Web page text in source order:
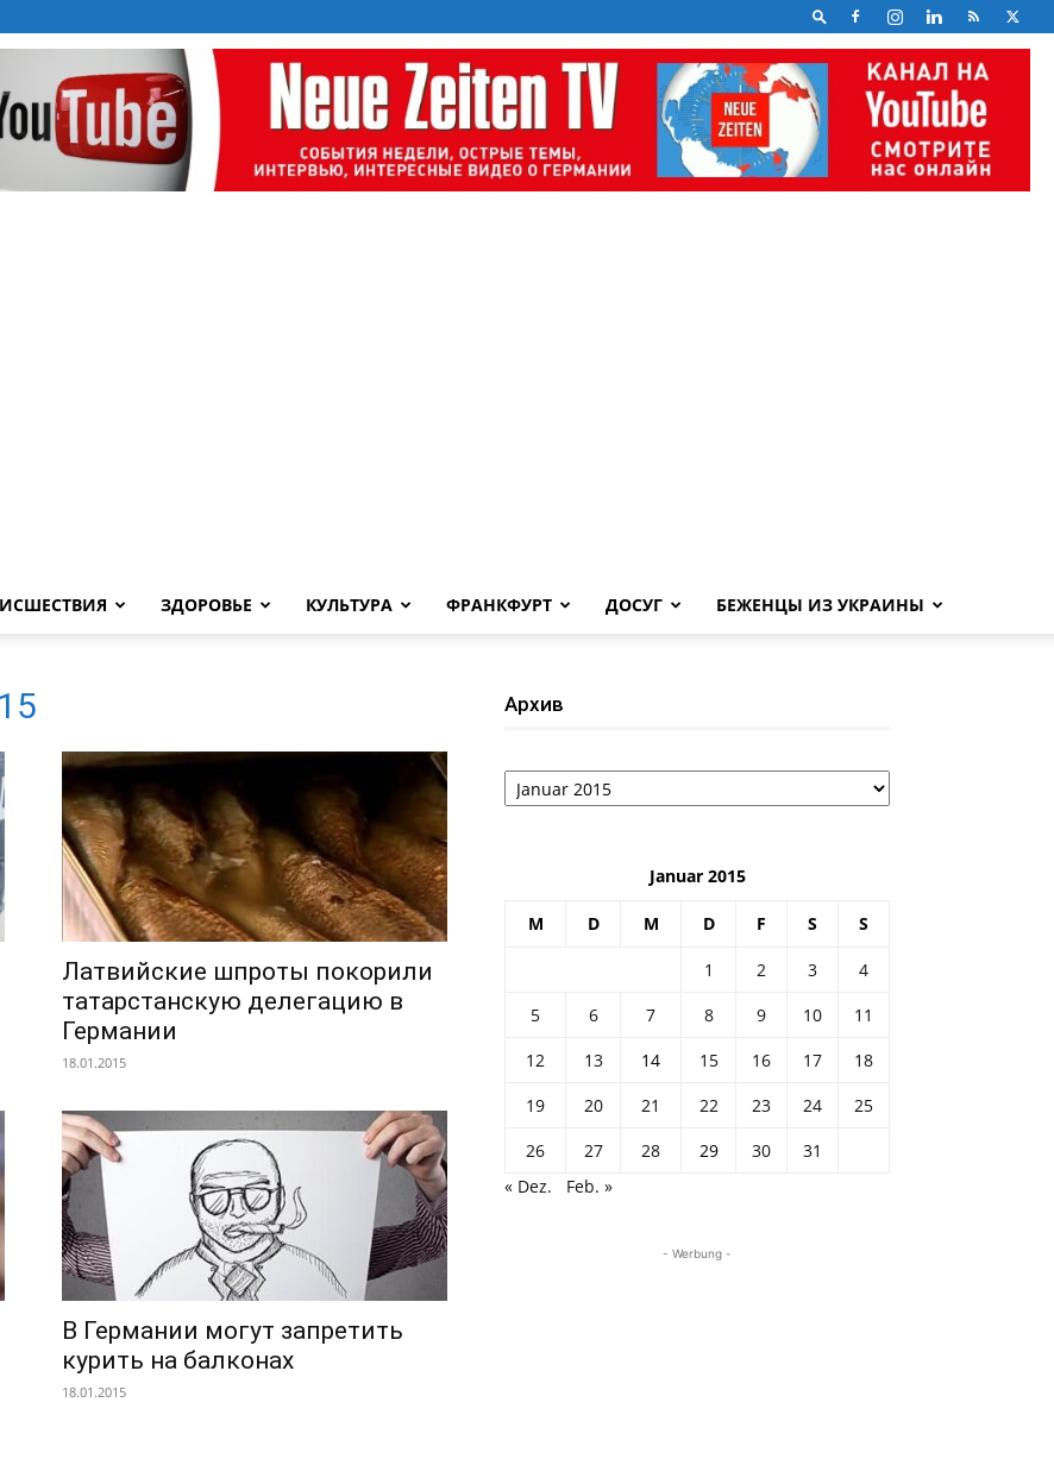
ЗДОРОВЬЕ КУЛЬТУРА ФРАНКФУРТ ДОСУГ БЕЖЕНЦЫ ИЗ УКРАИНЫ
Латвийские шпроты покорили
татарстанскую делегацию в
Германии
18.01.2015
В Германии могут запретить
курить на балконах
18.01.2015
Архив
Архив
Januar 2015
M D M D F S S
1 2 3
4
5
6 7 8 9 10
11
12
13 14 15 16 17
18
19
20 21 22 23 24
25
26
27 28 29 30
31
« Dez.
Feb. »
- Werbung -